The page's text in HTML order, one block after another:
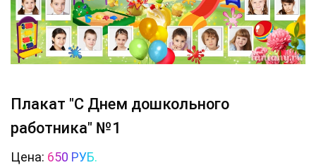
Плакат "С Днем дошкольного
работника" №1
Цена: 650 РУБ.